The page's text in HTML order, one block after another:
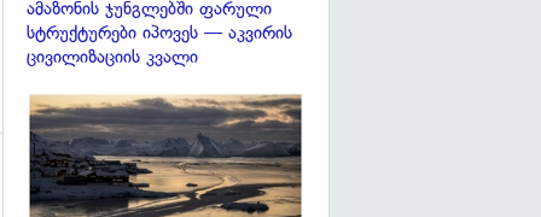
ამაზონის ჯუნგლებში ფარული
სტრუქტურები იპოვეს — აკვირის
ცივილიზაციის კვალი